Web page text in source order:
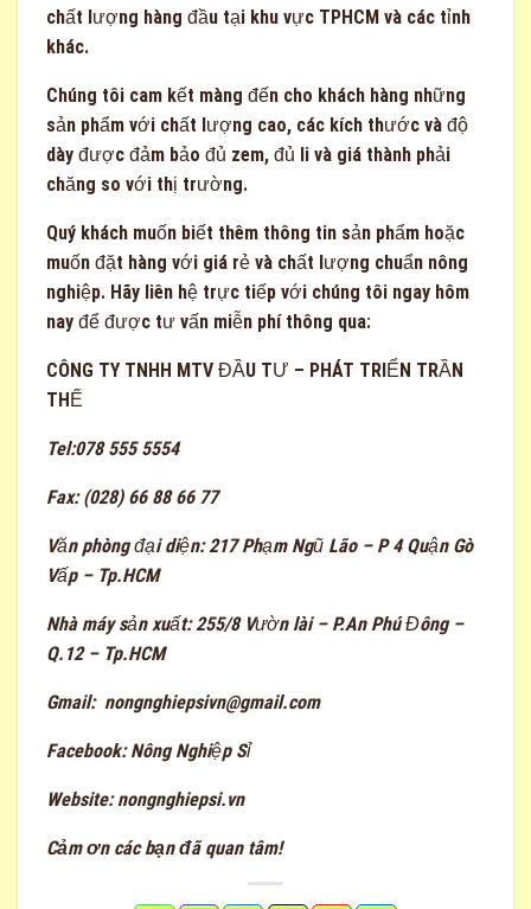
chất lượng hàng đầu tại khu vực TPHCM và các tỉnh
khác.
Chúng tôi cam kết màng đến cho khách hàng những
sản phẩm với chất lượng cao, các kích thước và độ
dày được đảm bảo đủ zem, đủ li và giá thành phải
chăng so với thị trường.
Quý khách muốn biết thêm thông tin sản phẩm hoặc
muốn đặt hàng với giá rẻ và chất lượng chuẩn nông
nghiệp. Hãy liên hệ trực tiếp với chúng tôi ngay hôm
nay để được tư vấn miễn phí thông qua:
CÔNG TY TNHH MTV ĐẦU TƯ – PHÁT TRIỂN TRẦN
THẾ
Tel:078 555 5554
Fax:(028) 66 88 66 77
Văn phòng đại diện:217 Phạm Ngũ Lão – P 4 Quận Gò
Vấp – Tp.HCM
Nhà máy sản xuất:255/8 Vườn lài – P.An Phú Đông –
Q.12 – Tp.HCM
Gmail: nongnghiepsivn@gmail.com
Facebook:Nông Nghiệp Sỉ
Website:nongnghiepsi.vn
Cảm ơn các bạn đã quan tâm!